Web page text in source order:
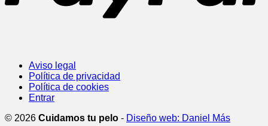
Aviso legal
Política de privacidad
Política de cookies
Entrar
© 2026 Cuidamos tu pelo - Diseño web: Daniel Más